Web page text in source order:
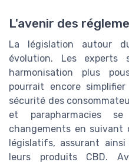
L'avenir des
La législation autour
évolution. Les experts
harmonisation plus
pourrait encore
sécurité des
et parapharmacies
changements en suivant
législatifs, assurant
leurs produits CBD.